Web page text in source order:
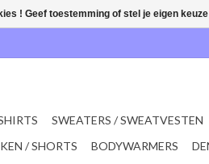
SWEATERS / SWEATVESTEN
/ SHORTS BODYWARMERS
! Geef toestemming of stel je eigen